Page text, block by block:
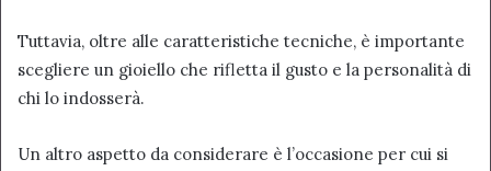
Tuttavia, oltre alle caratteristiche tecniche, è importante
scegliere un gioiello che rifletta il gusto e la personalità di
chi lo indosserà.
Un altro aspetto da considerare è l’occasione per cui si